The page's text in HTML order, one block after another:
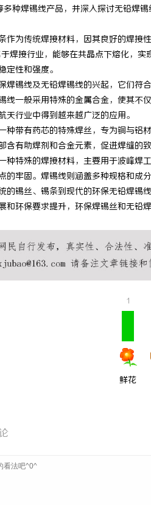
种焊锡线产品，并深入探讨无铅焊
作为传统焊接材料，因其良好的焊
焊接行业，能够在共晶点下熔化，
定性和强度。
焊锡线及无铅焊锡线的兴起，它们符
线一般采用特殊的金属合金，使其不
天行业中得到越来越广泛的应用。
种带有药芯的特殊焊丝，专为铜与铝
含有助焊剂和合金元素，促进焊缝的
种特殊的焊接材料，主要用于波峰焊
的牢固。焊锡线则涵盖多种规格和成
的锡丝、锡条到现代的环保无铅焊锡
和环保要求提升，环保焊锡丝和无铅
1
鲜花
贝净 AC
全解析